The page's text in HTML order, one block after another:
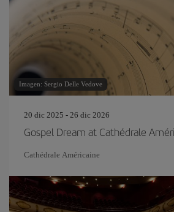
Imagen: Sergio Delle Vedove
20 dic 2025 - 26 dic 2026
Gospel Dream at Cathédrale
Cathédrale Américaine